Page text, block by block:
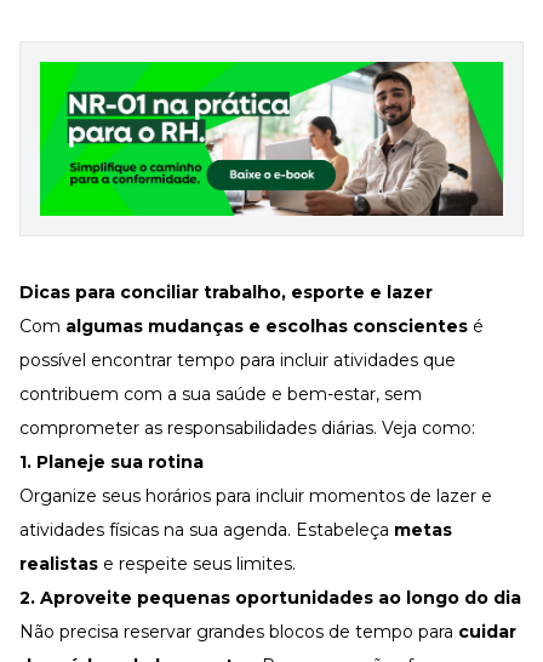
Dicas para conciliar trabalho, esporte e lazer
Com algumas mudanças e escolhas conscientes é
possível encontrar tempo para incluir atividades que
contribuem com a sua saúde e bem-estar, sem
comprometer as responsabilidades diárias. Veja como:
1. Planeje sua rotina
Organize seus horários para incluir momentos de lazer e
atividades físicas na sua agenda. Estabeleça metas
realistas e respeite seus limites.
2. Aproveite pequenas oportunidades ao longo do dia
Não precisa reservar grandes blocos de tempo para cuidar